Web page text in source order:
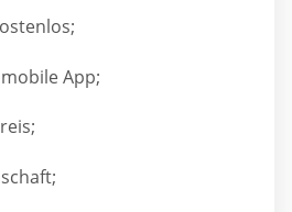
App;